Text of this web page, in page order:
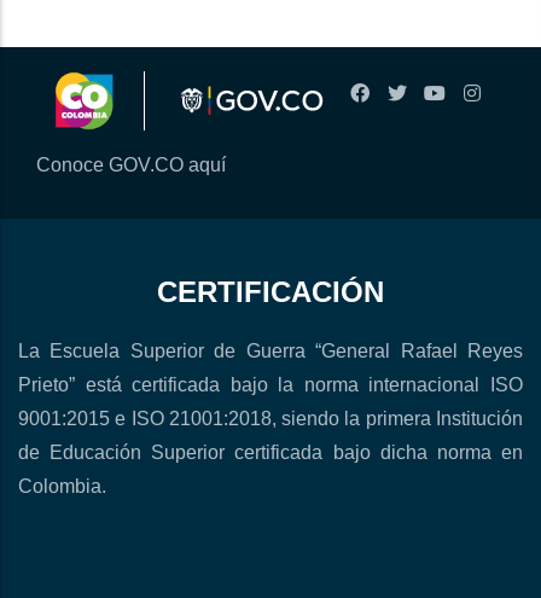
Conoce GOV.CO aquí
CERTIFICACIÓN
La Escuela Superior de Guerra “General Rafael Reyes
Prieto” está certificada bajo la norma internacional ISO
9001:2015 e ISO 21001:2018, siendo la primera Institución
de Educación Superior certificada bajo dicha norma en
Colombia.